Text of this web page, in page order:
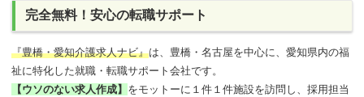
完全無料！安心の転職サポート
『豊橋・愛知介護求人ナビ』は、豊橋・名古屋を中心に、愛知県内の福
祉に特化した就職・転職サポート会社です。
【ウソのない求人作成】 をモットーに１件１件施設を訪問し、採用担当